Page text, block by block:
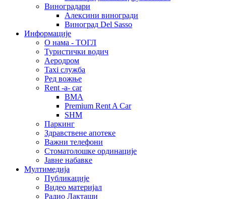
Виноградари
Алексини виногради
Виноград Del Sasso
Информације
О нама - ТОГЛ
Туристички водич
Аеродром
Taxi служба
Ред вожње
Rent -a- car
BMA
Premium Rent A Car
SHM
Паркинг
Здравствене апотеке
Важни телефони
Стоматолошке ординације
Јавне набавке
Мултимедија
Публикације
Видео материјал
Радио Лакташи